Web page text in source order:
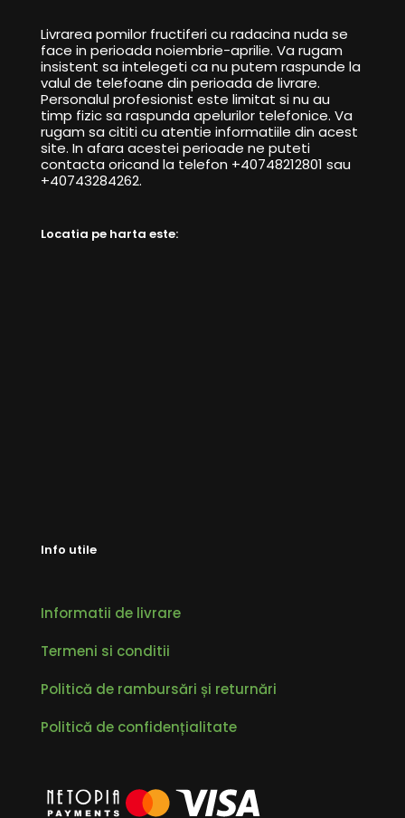
Livrarea pomilor fructiferi cu radacina nuda se
face in perioada noiembrie-aprilie. Va rugam
insistent sa intelegeti ca nu putem raspunde la
valul de telefoane din perioada de livrare.
Personalul profesionist este limitat si nu au
timp fizic sa raspunda apelurilor telefonice. Va
rugam sa cititi cu atentie informatiile din acest
site. In afara acestei perioade ne puteti
contacta oricand la telefon +40748212801 sau
+40743284262.
Locatia pe harta este:
Info utile
Informatii de livrare
Termeni si conditii
Politică de rambursări și returnări
Politică de confidențialitate